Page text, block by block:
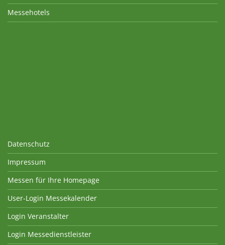
Messehotels
Datenschutz
Impressum
Messen für Ihre Homepage
User-Login Messekalender
Login Veranstalter
Login Messedienstleister